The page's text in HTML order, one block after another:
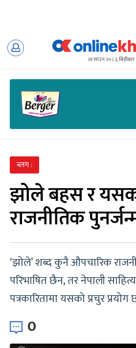
Skip
२१ साउन २०८३, बिहीबार
ब्लग :
झोले बहस र
राजनीतिक
‘झोले’ शब्द कुनै औपचारिक
परिभाषित छैन, तर नेपाली
पत्रकारितामा यसको प्रचुर प्रयोग
0